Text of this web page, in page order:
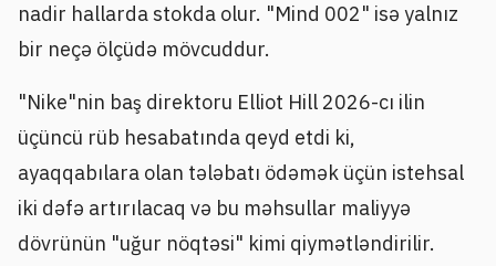
nadir hallarda stokda olur. "Mind 002" isə yalnız
bir neçə ölçüdə mövcuddur.
"Nike"nin baş direktoru Elliot Hill 2026-cı ilin
üçüncü rüb hesabatında qeyd etdi ki,
ayaqqabılara olan tələbatı ödəmək üçün istehsal
iki dəfə artırılacaq və bu məhsullar maliyyə
dövrünün "uğur nöqtəsi" kimi qiymətləndirilir.